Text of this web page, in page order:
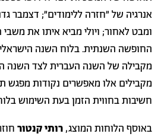
אנרגיה של "חזרה ללימודים"; דצמבר
ומבט לאחור; ויולי מביא איתו את
החופשה השנתית. בלוח השנה
מקבילה של השנה העברית לצד השנה
מקבילים אלו מאפשרים נקודות מפגש
חשיבות בחווית הזמן בעת השימוש
באוסף הלוחות המוצג,רותי קנטור